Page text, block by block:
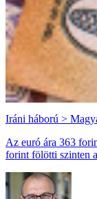
Iráni háború >
Az euró ára 363
forint fölötti szinten